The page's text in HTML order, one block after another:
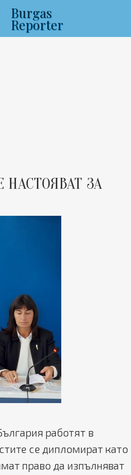
Burgas
Reporter
ЗА
работят в
се дипломират като
право да изпълняват